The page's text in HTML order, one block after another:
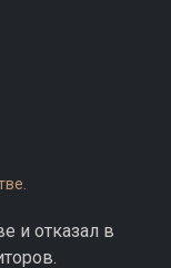
и отказал в